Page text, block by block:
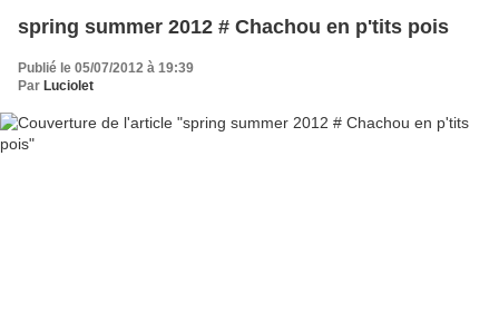
spring summer 2012 # Chachou en p'tits pois
Publié le 05/07/2012 à 19:39
Par Luciolet